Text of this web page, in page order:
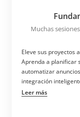
Muchas sesiones
Eleve sus proyectos
Aprenda a planificar
automatizar
integración
Leer más